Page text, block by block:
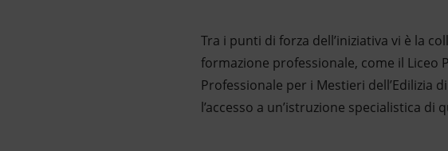
Tra i punti di forza dell’iniziativa vi è la
formazione professionale, come il Liceo
Professionale per i Mestieri dell’Edilizia
l’accesso a un’istruzione specialistica di